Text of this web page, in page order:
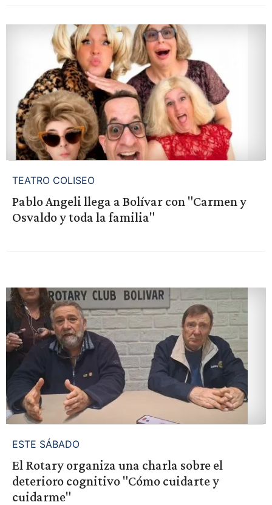
TEATRO COLISEO
Pablo Angeli llega a Bolívar con "Carmen y
Osvaldo y toda la familia"
ESTE SÁBADO
El Rotary organiza una charla sobre el
deterioro cognitivo "Cómo cuidarte y
cuidarme"